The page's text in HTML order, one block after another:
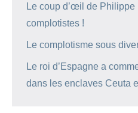
Le coup d’œil de Philippe
complotistes !
Le complotisme sous
Le roi d’Espagne a
dans les enclaves Ceuta